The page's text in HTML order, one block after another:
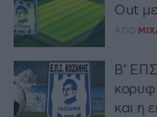
Out
ΑΠΌ
Β’
και η